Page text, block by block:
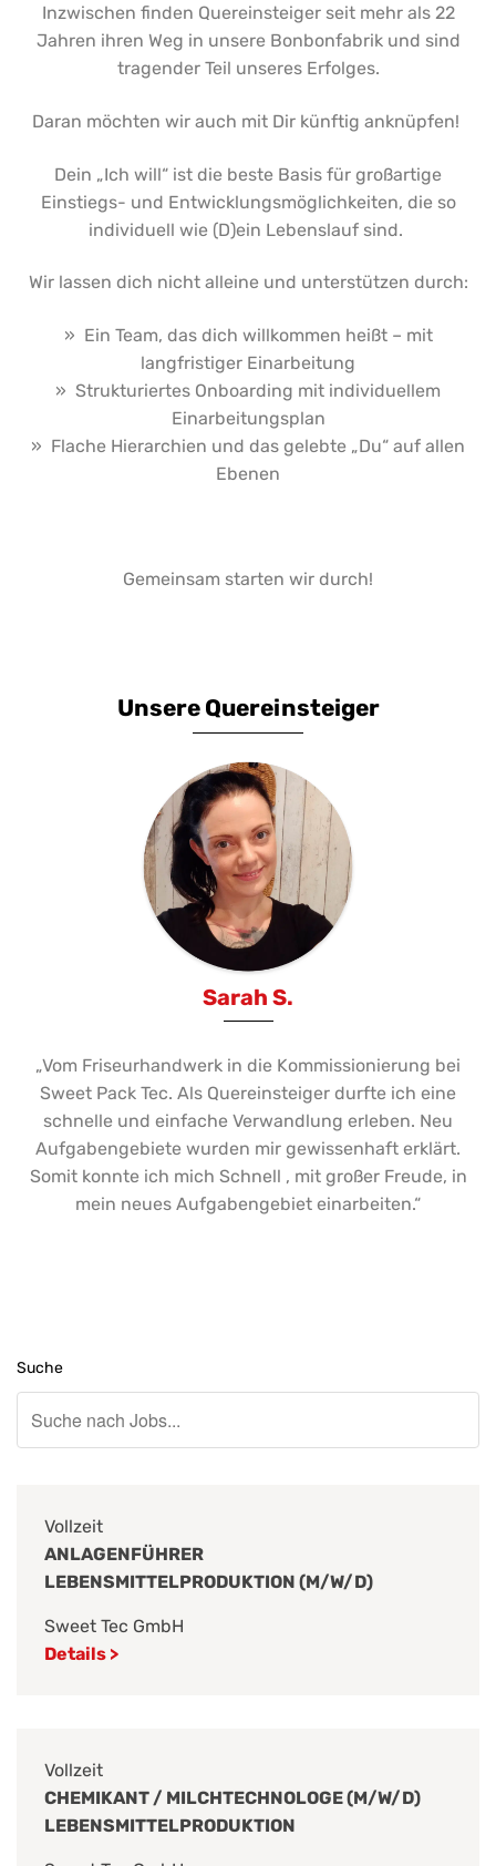
Inzwischen finden Quereinsteiger seit mehr als 22
Jahren ihren Weg in unsere Bonbonfabrik und sind
tragender Teil unseres Erfolges.
Daran möchten wir auch mit Dir künftig anknüpfen!
Dein „Ich will“ ist die beste Basis für großartige
Einstiegs- und Entwicklungsmöglichkeiten, die so
individuell wie (D)ein Lebenslauf sind.
Wir lassen dich nicht alleine und unterstützen durch:
» Ein Team, das dich willkommen heißt – mit
langfristiger Einarbeitung
» Strukturiertes Onboarding mit individuellem
Einarbeitungsplan
» Flache Hierarchien und das gelebte „Du“ auf allen
Ebenen
Gemeinsam starten wir durch!
Unsere Quereinsteiger
Sarah S.
„Vom Friseurhandwerk in die Kommissionierung bei
Sweet Pack Tec. Als Quereinsteiger durfte ich eine
schnelle und einfache Verwandlung erleben. Neu
Aufgabengebiete wurden mir gewissenhaft erklärt.
Somit konnte ich mich Schnell , mit großer Freude, in
mein neues Aufgabengebiet einarbeiten.“
Suche
Vollzeit
ANLAGENFÜHRER
LEBENSMITTELPRODUKTION (M/W/D)
Sweet Tec GmbH
Details >
Vollzeit
CHEMIKANT / MILCHTECHNOLOGE (M/W/D)
LEBENSMITTELPRODUKTION